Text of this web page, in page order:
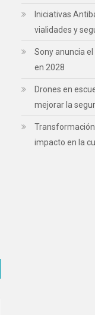
Iniciativas
vialidades y
Sony anuncia
en 2028
Drones en
mejorar la
impacto en la